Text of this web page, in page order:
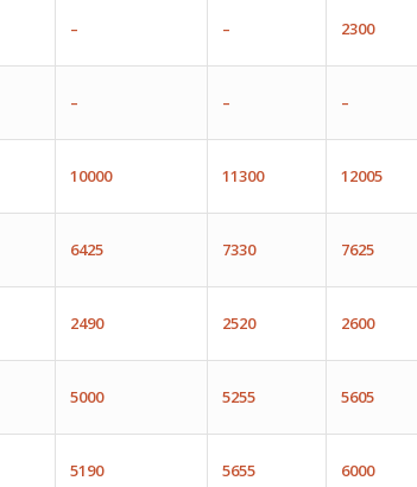
– – 2300
– – –
10000 11300 12005
6425 7330 7625
2490 2520 2600
5000 5255 5605
5190 5655 6000